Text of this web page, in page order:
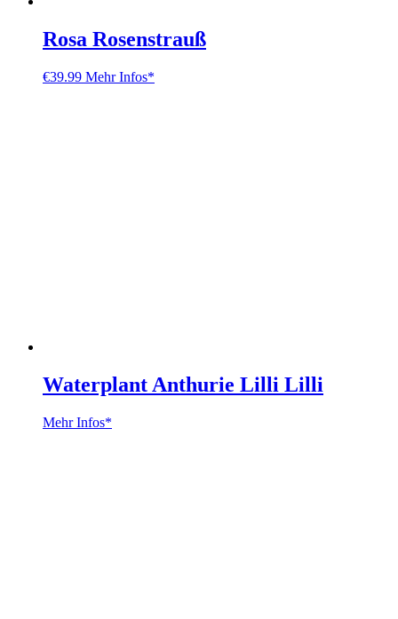
Rosa Rosenstrauß
€39.99 Mehr Infos*
Waterplant Anthurie Lilli Lilli
Mehr Infos*